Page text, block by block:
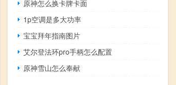
原神怎么换卡牌卡面
1p空调是多大功率
宝宝拜年指南图片
艾尔登法环pro手柄怎么配置
原神雪山怎么奉献